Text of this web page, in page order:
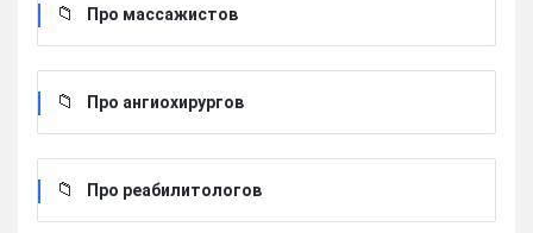
Про массажистов
Про ангиохирургов
Про реабилитологов